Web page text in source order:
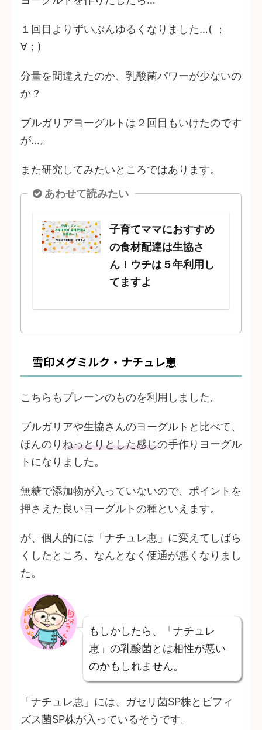
１回目よりずいぶんゆるくなりました…( ；
∀；)
分量を間違えたのか、乳酸菌パワーが少ないの
か？
ブルガリアヨーグルトは２回目もいけたのです
が…。
また研究してみたいところではあります。
あわせて読みたい
子育てママにおすすめ
の食材配達は生協さ
ん！ウチは５年利用し
てますよ
雪印メグミルク・ナチュレ恵
こちらもプレーンのものを利用しました。
ブルガリアや生協さんのヨーグルトと比べて、
ほんのりねっとりとした感じの手作りヨーグル
トになりました。
無糖で添加物が入っていないので、ポイントを
押さえた良いヨーグルトの種といえます。
が、個人的には「ナチュレ恵」に変えてしばら
くしたところ、なんとなく便通が悪くなりまし
た。
もしかしたら、「ナチュレ
恵」の乳酸菌とは相性が悪い
のかもしれません。
「ナチュレ恵」には、ガセリ菌SP株とビフィ
ズス菌SP株が入っているそうです。